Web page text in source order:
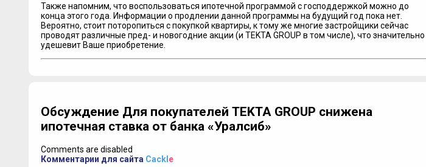
Также напомним, что воспользоваться ипотечной программой с господдержкой можно до
конца этого года. Информации о продлении данной программы на будущий год пока нет.
Вероятно, стоит поторопиться с покупкой квартиры, к тому же многие застройщики сейчас
проводят различные пред- и новогодние акции (и TEKTA GROUP в том числе), что значительно
удешевит Ваше приобретение.
Обсуждение Для покупателей TEKTA GROUP снижена
ипотечная ставка от банка «Уралсиб»
Comments are disabled
Комментарии для сайта Cackle